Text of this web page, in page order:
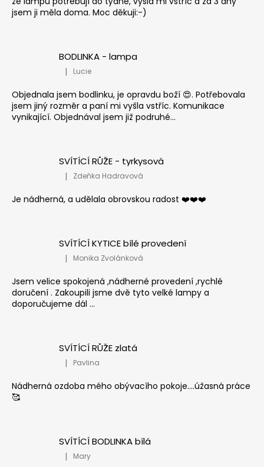
jsem ji měla doma. Moc děkuji:-)
BODLINKA - lampa
Hodnocení produktu je 5 z 5 hvězdiček.
| Lucie
Objednala jsem bodlinku, je opravdu boží 😍. Potřebovala
jsem jiný rozměr a paní mi vyšla vstříc. Komunikace
vynikající. Objednával jsem již podruhé...
SVÍTÍCÍ RŮŽE - tyrkysová
Hodnocení produktu je 5 z 5 hvězdiček.
| Zdeňka Hadravová
Je nádherná, a udělala obrovskou radost ❤️❤️❤️
SVÍTÍCÍ KYTICE bílé provedení
Hodnocení produktu je 5 z 5 hvězdiček.
| Monika Zvolánková
Jsem velice spokojená ,nádherné provedení ,rychlé
doručení . Zakoupili jsme dvě tyto velké lampy a
doporučujeme dál ...
SVÍTÍCÍ RŮŽE zlatá
Hodnocení produktu je 5 z 5 hvězdiček.
| Pavlina
Nádherná ozdoba mého obývacího pokoje....úžasná práce
🥰
SVÍTÍCÍ BODLINKA bílá
Hodnocení produktu je 5 z 5 hvězdiček.
| Mary